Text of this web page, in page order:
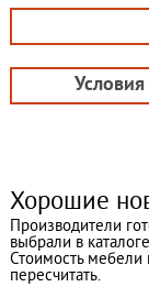
Хорошие
Производители
выбрали в
Стоимость
пересчитать.